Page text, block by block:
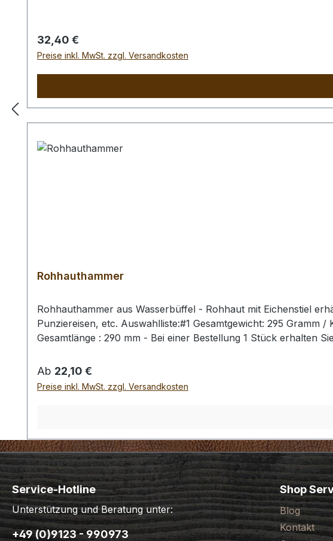
Regulärer Preis:
32,40 €
Preise inkl. MwSt. zzgl. Versandkosten
Rohhauthammer
Rohhauthammer aus Wasserbüffel - Rohhaut mit Eichenstiel
Punziereisen, etc. Auswahlliste:#1 Gesamtgewicht: 295
Gesamtlänge : 290 mm - Bei einer Bestellung 1 Stück erhalten
Regulärer Preis:
Ab 22,10 €
Preise inkl. MwSt. zzgl. Versandkosten
Service-Hotline
Unterstützung und Beratung unter:
+49 (0)9123 - 990973
Shop
Blog
Kontakt